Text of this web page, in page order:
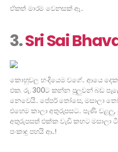
ඒකත් මාරම වෙනසක් ඈ..
3.Sri Sai
කොහුවල හංදියෙම වගේ.. ආයෙ
එක. රු. 300ට කන්න පුලුවන් බඩ
නෙවෙයි.. පේපර් තෝසෙ, මසාලා
එහෙම කාලා අතුරුපසට.. පැණි
අතුරුපසත් එක්ක වැඩි කහට මසාලා
පංකාදු පහයි ආ..!